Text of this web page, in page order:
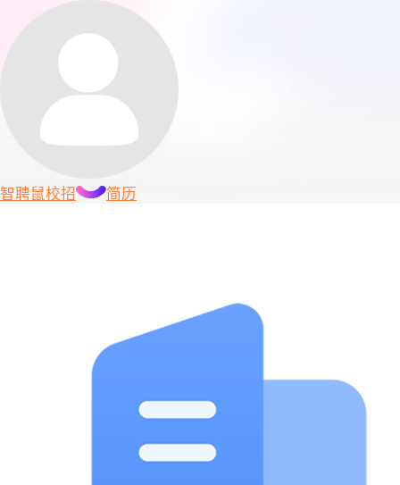
智聘鼠校招 简历